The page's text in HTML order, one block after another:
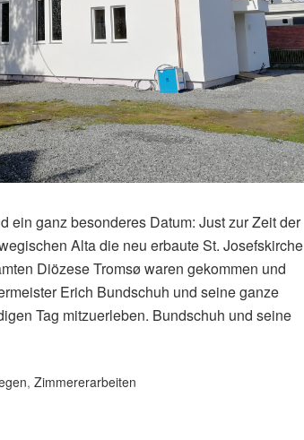
ein ganz besonderes Datum: Just zur Zeit der
Alta die neu erbaute St. Josefskirche
Diözese Tromsø waren gekommen und
Erich Bundschuh und seine ganze
Tag mitzuerleben. Bundschuh und seine
, Zimmererarbeiten